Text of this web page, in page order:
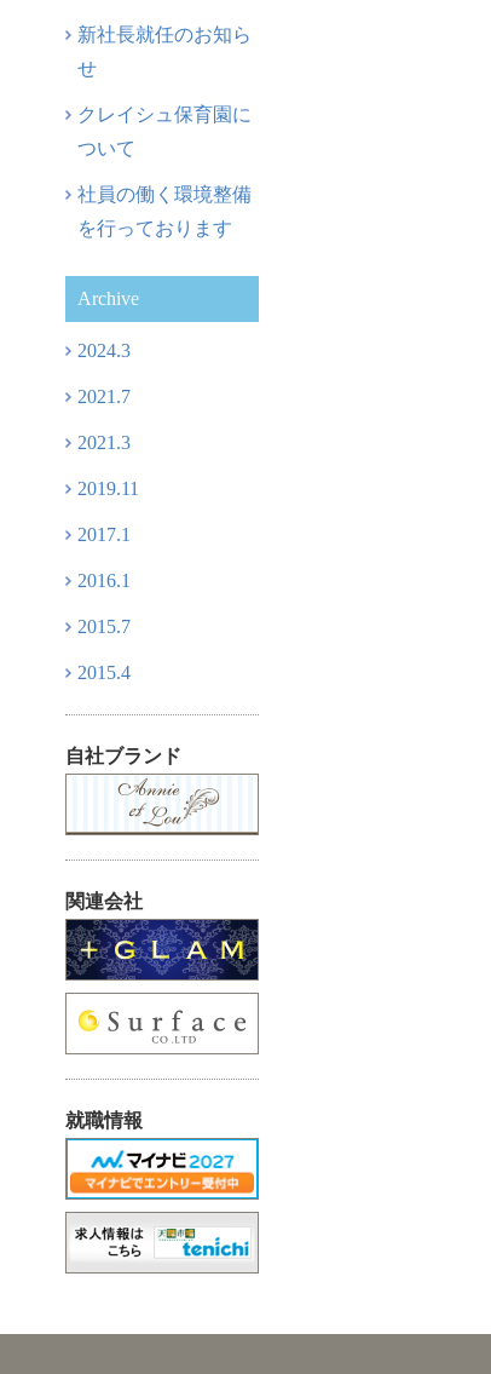
新社長就任のお知ら
せ
クレイシュ保育園に
ついて
社員の働く環境整備
を行っております
Archive
2024.3
2021.7
2021.3
2019.11
2017.1
2016.1
2015.7
2015.4
自社ブランド
関連会社
就職情報